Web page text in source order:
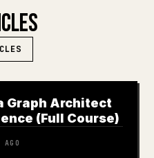
Graph Architect
(Full Course)